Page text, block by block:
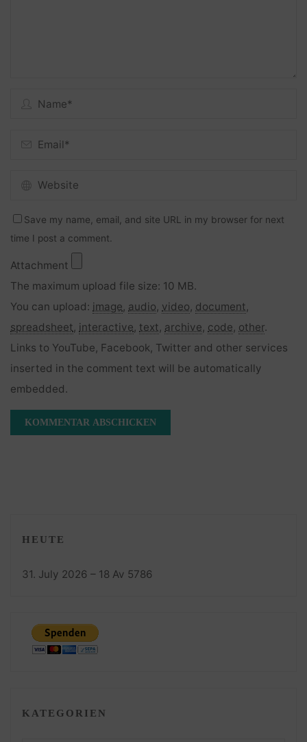
Save my name, email, and site URL in my browser for next
time I post a comment.
Attachment
The maximum upload file size: 10 MB.
You can upload: image, audio, video, document,
spreadsheet, interactive, text, archive, code, other.
Links to YouTube, Facebook, Twitter and other services
inserted in the comment text will be automatically
embedded.
HEUTE
31. July 2026 – 18 Av 5786
KATEGORIEN